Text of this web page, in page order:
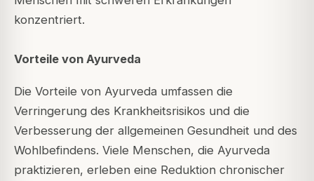
konzentriert.
Vorteile von Ayurveda
Die Vorteile von Ayurveda umfassen die
Verringerung des Krankheitsrisikos und die
Verbesserung der allgemeinen Gesundheit und des
Wohlbefindens. Viele Menschen, die Ayurveda
praktizieren, erleben eine Reduktion chronischer